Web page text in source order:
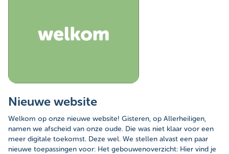
Nieuwe website
Welkom op onze nieuwe website! Gisteren, op Allerheiligen,
namen we afscheid van onze oude. Die was niet klaar voor een
meer digitale toekomst. Deze wel. We stellen alvast een paar
nieuwe toepassingen voor: Het gebouwenoverzicht: Hier vind je